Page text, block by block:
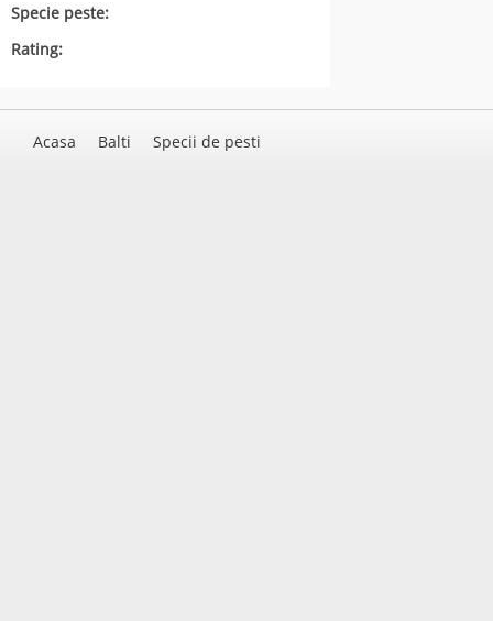
Specie peste:
Rating:
Acasa Balti Specii de pesti